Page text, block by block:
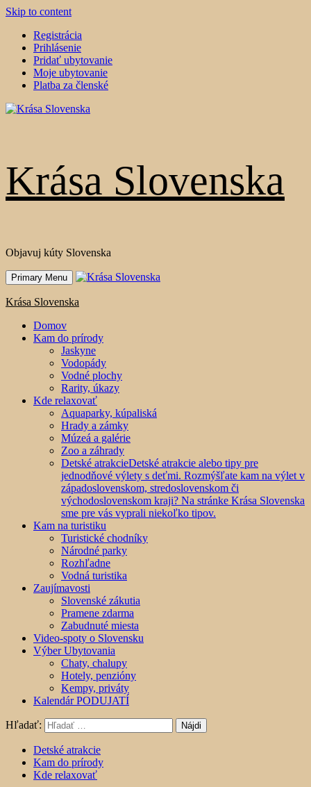
Skip to content
Registrácia
Prihlásenie
Pridať ubytovanie
Moje ubytovanie
Platba za členské
Krása Slovenska
Objavuj kúty Slovenska
Primary Menu
Krása Slovenska
Domov
Kam do prírody
Jaskyne
Vodopády
Vodné plochy
Rarity, úkazy
Kde relaxovať
Aquaparky, kúpaliská
Hrady a zámky
Múzeá a galérie
Zoo a záhrady
Detské atrakcieDetské atrakcie alebo tipy pre
jednodňové výlety s deťmi. Rozmýšľate kam na výlet v
západoslovenskom, stredoslovenskom či
východoslovenskom kraji? Na stránke Krása Slovenska
sme pre vás vyprali niekoľko tipov.
Kam na turistiku
Turistické chodníky
Národné parky
Rozhľadne
Vodná turistika
Zaujímavosti
Slovenské zákutia
Pramene zdarma
Zabudnuté miesta
Video-spoty o Slovensku
Výber Ubytovania
Chaty, chalupy
Hotely, penzióny
Kempy, priváty
Kalendár PODUJATÍ
Hľadať:
Detské atrakcie
Kam do prírody
Kde relaxovať